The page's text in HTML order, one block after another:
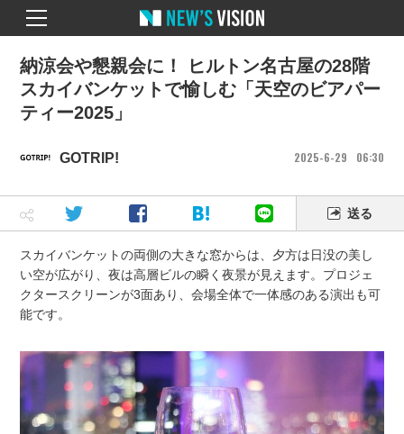
GOTRIP! 2025 6 29 06 30
納涼会や懇親会に！ ヒルトン名古屋の28階
スカイバンケットで愉しむ「天空のビアパー
ティー2025」
送る
スカイバンケットの両側の大きな窓からは、夕方は日没の美し
い空が広がり、夜は高層ビルの瞬く夜景が見えます。プロジェ
クタースクリーンが3面あり、会場全体で一体感のある演出も可
能です。